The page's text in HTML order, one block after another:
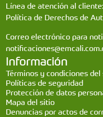
Línea de atención al cliente:
Política de Derechos de
Correo electrónico para
Información
Términos y condiciones
Políticas de seguridad
Protección de datos
Mapa del sitio
Denuncias por actos de